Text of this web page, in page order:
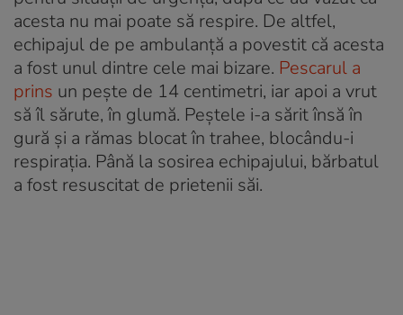
acesta nu mai poate să respire. De altfel,
echipajul de pe ambulanță a povestit că acesta
a fost unul dintre cele mai bizare. Pescarul a
prins un pește de 14 centimetri, iar apoi a vrut
să îl sărute, în glumă. Peștele i-a sărit însă în
gură și a rămas blocat în trahee, blocându-i
respirația. Până la sosirea echipajului, bărbatul
a fost resuscitat de prietenii săi.